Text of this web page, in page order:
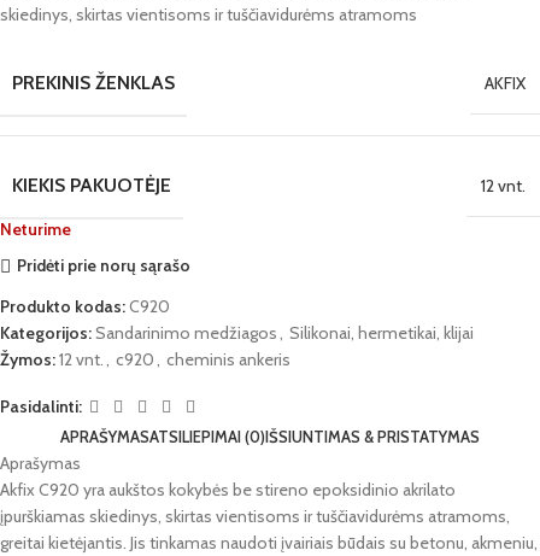
skiedinys, skirtas vientisoms ir tuščiavidurėms atramoms
PREKINIS ŽENKLAS AKFIX
KIEKIS PAKUOTĖJE
12 vnt.
Neturime
Pridėti prie norų sąrašo
Produkto kodas:C920
Kategorijos:Sandarinimo medžiagos, Silikonai, hermetikai, klijai
Žymos:12 vnt., c920, cheminis ankeris
Pasidalinti:
APRAŠYMASATSILIEPIMAI (0)IŠSIUNTIMAS & PRISTATYMAS
Aprašymas
Akfix C920 yra aukštos kokybės be stireno epoksidinio akrilato
įpurškiamas skiedinys, skirtas vientisoms ir tuščiavidurėms atramoms,
greitai kietėjantis. Jis tinkamas naudoti įvairiais būdais su betonu, akmeniu,